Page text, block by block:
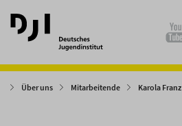
Direkt
zum
Hauptinhalt
Direkt
zum
Hauptmenü
Über uns Mitarbeitende Karola Franz